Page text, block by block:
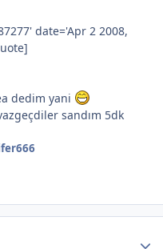
date='Apr 2 2008,
dedim yani
sandım 5dk